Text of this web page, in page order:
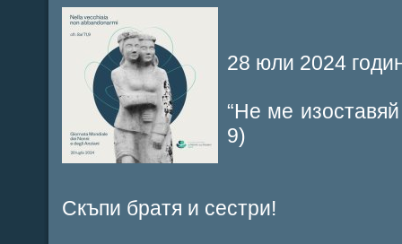
28 юли 2024
“Не ме
9)
Скъпи братя и сестри!